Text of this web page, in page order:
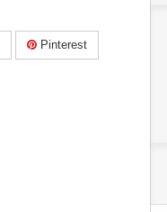
Pinterest